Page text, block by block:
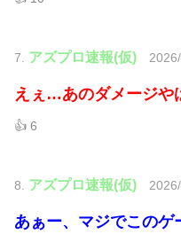
7. アズプロ速報(仮)
えぇ…あのダメージや
👍 6
8. アズプロ速報(仮)
あぁー、マジでこのゲ